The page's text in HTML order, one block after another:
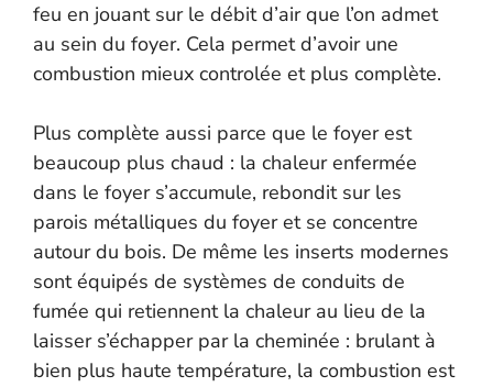
feu en jouant sur le débit d’air que l’on admet
au sein du foyer. Cela permet d’avoir une
combustion mieux controlée et plus complète.
Plus complète aussi parce que le foyer est
beaucoup plus chaud : la chaleur enfermée
dans le foyer s’accumule, rebondit sur les
parois métalliques du foyer et se concentre
autour du bois. De même les inserts modernes
sont équipés de systèmes de conduits de
fumée qui retiennent la chaleur au lieu de la
laisser s’échapper par la cheminée : brulant à
bien plus haute température, la combustion est